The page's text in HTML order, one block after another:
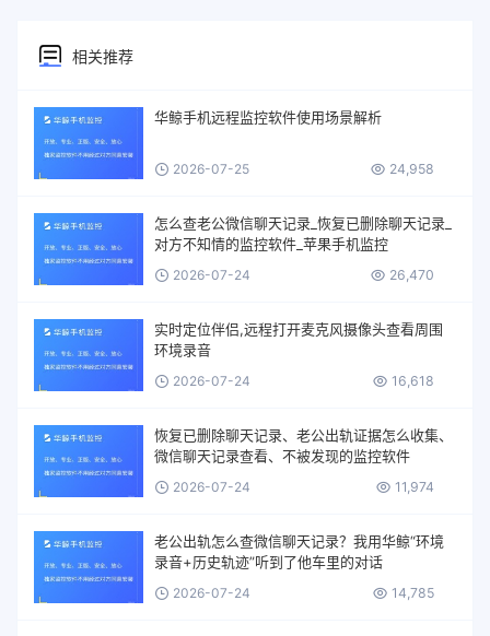
相关推荐
华鲸手机远程监控软件使用场景解析
2026-07-25 24,958
怎么查老公微信聊天记录_恢复已删除聊天记录_
对方不知情的监控软件_苹果手机监控
2026-07-24 26,470
实时定位伴侣,远程打开麦克风摄像头查看周围
环境录音
2026-07-24 16,618
恢复已删除聊天记录、老公出轨证据怎么收集、
微信聊天记录查看、不被发现的监控软件
2026-07-24 11,974
老公出轨怎么查微信聊天记录？我用华鲸“环境
录音+历史轨迹”听到了他车里的对话
2026-07-24 14,785